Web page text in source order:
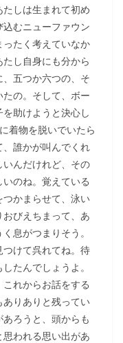
しは生まれて初め
むニューファウン
ったく考えていなか
し自身にも分から
五つか六つの、そ
の。そして、ボー
助けようと決心し
着物を脱いでいたら
、誰かが叫んでくれ
んだけれど、その
のね。覚えている
かまらせて、泳い
びえちまって、あ
息がつまりそう。
けて呉れてね。待
たんでしょうよ。
れからお話をする
りありと残ってい
ろうと、頭からも
われる思い出があ